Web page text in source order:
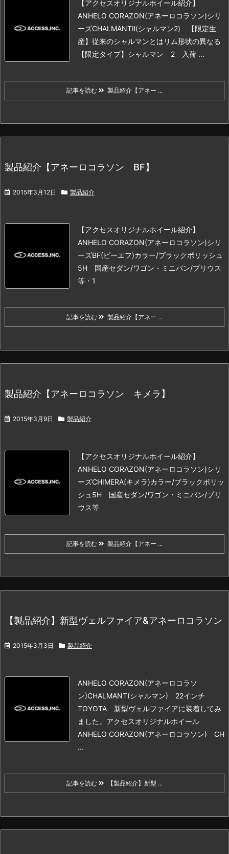
【アクセスオリジナルホイール紹介】
ANHELO CORAZON(アネーロコラソン)シリ
ーズCHALMANTⅡ(シャルマン2) 【限定生
産】従来のシャルマンとはリム形状の異なる
【限定タイプ】 シャルマン 2 入荷 ...
記事を読む 製品紹介【アネー ...
製品紹介【アネーロコラソン BF】
2015年3月12日 製品紹介
【アクセスオリジナルホイール紹介】
ANHELO CORAZON(アネーロコラソン)シリ
ーズBF(ビーエフ)カラー/ブラックポリッシュ
5H 国産セダン/ワゴン・ミニバン/プリウス
等 ・1
記事を読む 製品紹介【アネー ...
製品紹介【アネーロコラソン キメラ】
2015年3月9日 製品紹介
【アクセスオリジナルホイール紹介】
ANHELO CORAZON(アネーロコラソン)シリ
ーズCHIMERA(キメラ)カラー/ブラックポリッ
シュ 5H 国産セダン/ワゴン・ミニバン/プリ
ウス等
記事を読む 製品紹介【アネー ...
【製品紹介】新型ヴェルファイア&アネーロコラソン
2015年3月3日 製品紹介
ANHELO CORAZON(アネーロコラソ
ン)CHALMANT(シャルマン) 22インチ
TOYOTA 新型ヴェルファイアに装着してみ
ました。 アクセスオリジナルホイール
ANHELO CORAZON(アネーロコラソン) CH
...
記事を読む 【製品紹介】新型 ...